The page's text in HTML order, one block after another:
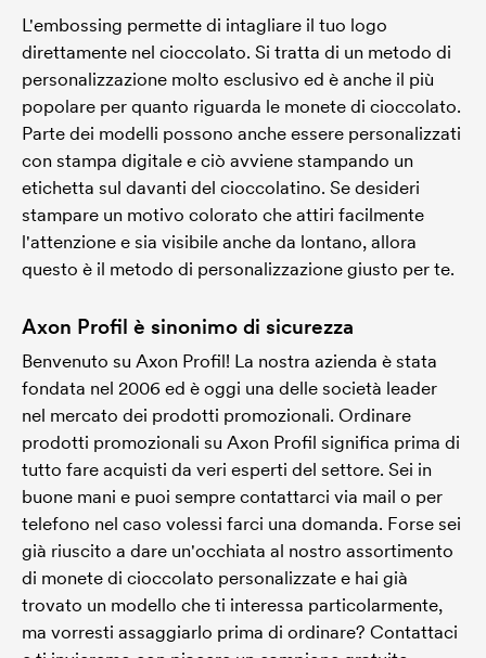
L'embossing permette di intagliare il tuo logo
direttamente nel cioccolato. Si tratta di un metodo di
personalizzazione molto esclusivo ed è anche il più
popolare per quanto riguarda le monete di cioccolato.
Parte dei modelli possono anche essere personalizzati
con stampa digitale e ciò avviene stampando un
etichetta sul davanti del cioccolatino. Se desideri
stampare un motivo colorato che attiri facilmente
l'attenzione e sia visibile anche da lontano, allora
questo è il metodo di personalizzazione giusto per te.
Axon Profil è sinonimo di sicurezza
Benvenuto su Axon Profil! La nostra azienda è stata
fondata nel 2006 ed è oggi una delle società leader
nel mercato dei prodotti promozionali. Ordinare
prodotti promozionali su Axon Profil significa prima di
tutto fare acquisti da veri esperti del settore. Sei in
buone mani e puoi sempre contattarci via mail o per
telefono nel caso volessi farci una domanda. Forse sei
già riuscito a dare un'occhiata al nostro assortimento
di monete di cioccolato personalizzate e hai già
trovato un modello che ti interessa particolarmente,
ma vorresti assaggiarlo prima di ordinare? Contattaci